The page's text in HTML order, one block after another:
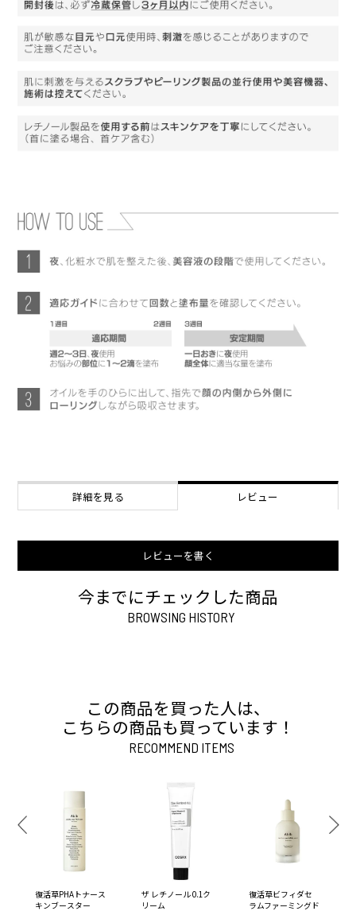
詳細を見る レビュー
レビューを書く
今までにチェックした商品
BROWSING HISTORY
この商品を買った人は、
こちらの商品も買っています！
RECOMMEND ITEMS
復活草PHAトナース
キンブースター
ザ レチノール 0.1ク
リーム
復活草ビフィダセ
ラムファーミングド